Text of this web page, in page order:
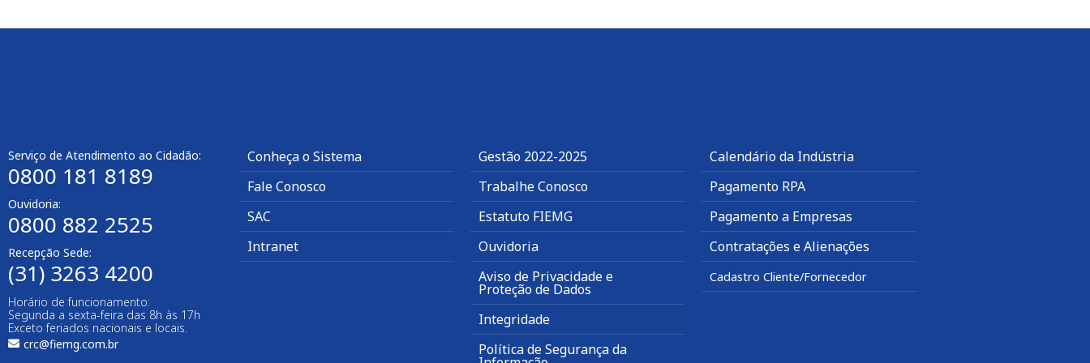
Serviço de Atendimento ao Cidadão:
0800 181 8189
Ouvidoria:
0800 882 2525
Recepção Sede:
(31) 3263 4200
Horário de funcionamento:
Segunda a sexta-feira das 8h às 17h
Exceto feriados nacionais e locais.
crc@fiemg.com.br
Conheça o Sistema
Fale Conosco
SAC
Intranet
Gestão 2022-2025
Trabalhe Conosco
Estatuto FIEMG
Ouvidoria
Aviso de Privacidade e
Proteção de Dados
Integridade
Política de Segurança da
Calendário da Indústria
Pagamento RPA
Pagamento a Empresas
Contratações e Alienações
Cadastro Cliente/Fornecedor